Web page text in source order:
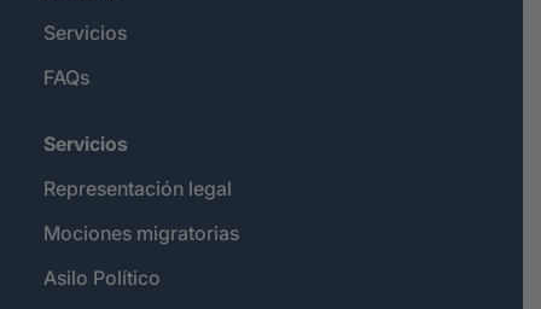
Servicios
FAQs
Servicios
Representación legal
Mociones migratorias
Asilo Político